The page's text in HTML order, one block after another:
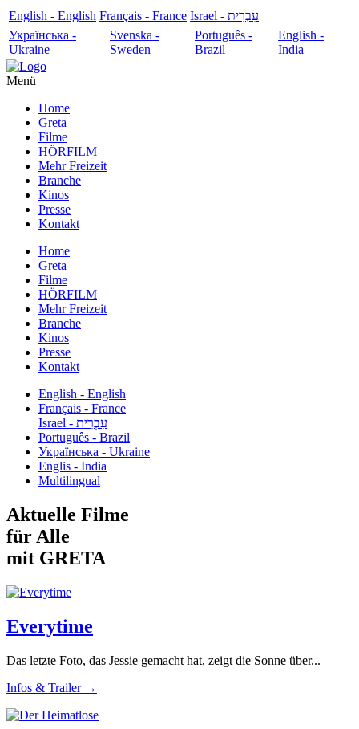
English - English Français - France
עִבְרִית - Israel
Українська -
Ukraine
Svenska -
Sweden
Português -
Brazil
English -
India
Menü
Home
Greta
Filme
HÖRFILM
Mehr Freizeit
Branche
Kinos
Presse
Kontakt
Home
Greta
Filme
HÖRFILM
Mehr Freizeit
Branche
Kinos
Presse
Kontakt
English - English
Français - France
עִבְרִית - Israel
Português - Brazil
Українська - Ukraine
Englis - India
Multilingual
Aktuelle Filme
für Alle
mit GRETA
Everytime
Das letzte Foto, das Jessie gemacht hat, zeigt die Sonne über...
Infos & Trailer →